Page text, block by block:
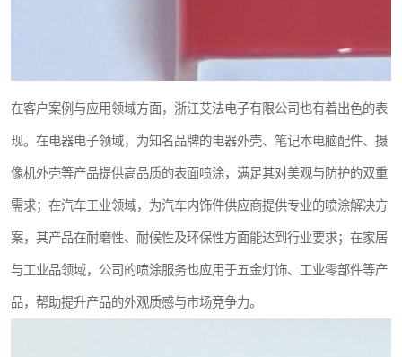
在客户案例与应用领域方面，浙江艾法电子有限公司也有着出色的表
现。在电器电子领域，为知名品牌的电器外壳、笔记本电脑配件、摄
像机外壳等产品提供高品质的表面喷涂，满足其对美观与防护的双重
需求；在汽车工业领域，为汽车内饰件供应商提供专业的喷涂解决方
案，其产品在耐磨性、耐候性及环保性方面能达到行业要求；在家居
与工业品领域，公司的喷涂服务也应用于五金灯饰、工业零部件等产
品，帮助提升产品的外观质感与市场竞争力。